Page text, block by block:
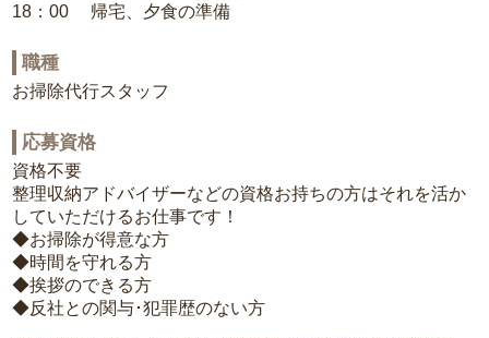
18：00 帰宅、夕食の準備
職種
お掃除代行スタッフ
応募資格
資格不要
整理収納アドバイザーなどの資格お持ちの方はそれを活か
していただけるお仕事です！
◆お掃除が得意な方
◆時間を守れる方
◆挨拶のできる方
◆反社との関与･犯罪歴のない方